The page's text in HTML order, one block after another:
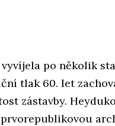
po několik
tlak 60. let
zástavby.